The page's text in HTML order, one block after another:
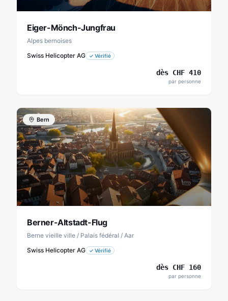
Eiger-Mönch-Jungfrau
Alpes bernoises
Swiss Helicopter AG
✓ Vérifié
dès CHF 410
par personne
Bern
Berner-Altstadt-Flug
Berne vieille ville / Palais fédéral / Aar
Swiss Helicopter AG
✓ Vérifié
dès CHF 160
par personne